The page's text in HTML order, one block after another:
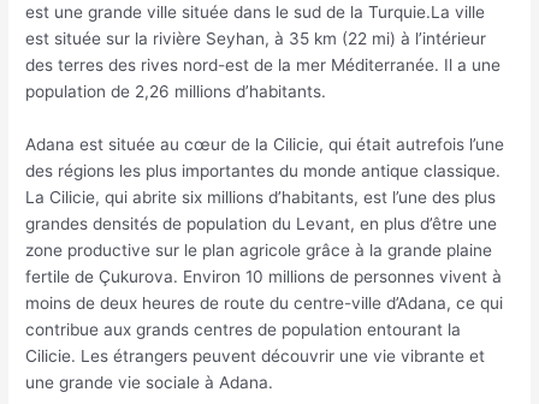
est une grande ville située dans le sud de la Turquie.La ville
est située sur la rivière Seyhan, à 35 km (22 mi) à l’intérieur
des terres des rives nord-est de la mer Méditerranée. Il a une
population de 2,26 millions d’habitants.
Adana est située au cœur de la Cilicie, qui était autrefois l’une
des régions les plus importantes du monde antique classique.
La Cilicie, qui abrite six millions d’habitants, est l’une des plus
grandes densités de population du Levant, en plus d’être une
zone productive sur le plan agricole grâce à la grande plaine
fertile de Çukurova. Environ 10 millions de personnes vivent à
moins de deux heures de route du centre-ville d’Adana, ce qui
contribue aux grands centres de population entourant la
Cilicie. Les étrangers peuvent découvrir une vie vibrante et
une grande vie sociale à Adana.